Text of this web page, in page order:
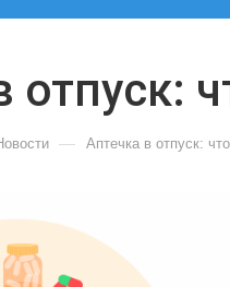
отпуск:
— Аптечка в отпуск: